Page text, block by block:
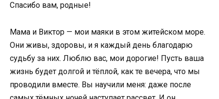
Спасибо вам, родные!
Мама и Виктор — мои маяки в этом житейском море.
Они живы, здоровы, и я каждый день благодарю
судьбу за них. Люблю вас, мои дорогие! Пусть ваша
жизнь будет долгой и тёплой, как те вечера, что мы
проводили вместе. Вы научили меня: даже после